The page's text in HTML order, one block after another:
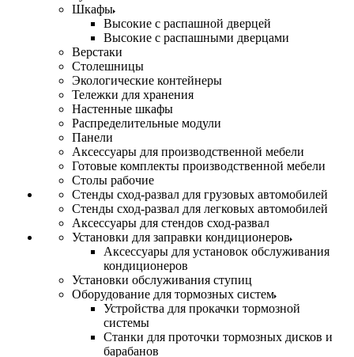
Шкафы
Высокие с распашной дверцей
Высокие с распашными дверцами
Верстаки
Столешницы
Экологические контейнеры
Тележки для хранения
Настенные шкафы
Распределительные модули
Панели
Аксессуары для производственной мебели
Готовые комплекты производственной мебели
Столы рабочие
Стенды сход-развал для грузовых автомобилей
Стенды сход-развал для легковых автомобилей
Аксессуары для стендов сход-развал
Установки для заправки кондиционеров
Аксессуары для установок обслуживания
кондиционеров
Установки обслуживания ступиц
Оборудование для тормозных систем
Устройства для прокачки тормозной
системы
Станки для проточки тормозных дисков и
барабанов